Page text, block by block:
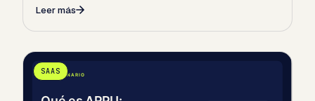
Leer más
SAAS